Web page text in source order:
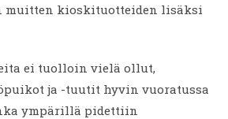
muitten kioskituotteiden lisäksi
ei tuolloin vielä ollut,
ja -tuutit hyvin vuoratussa
ympärillä pidettiin